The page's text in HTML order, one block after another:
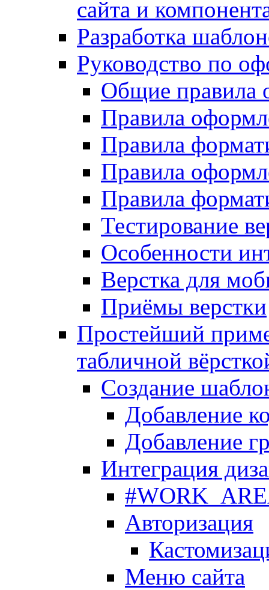
сайта и
Разработка
Руководство по
Общие правила
Правила
Правила
Правила
Правила
Тестирование
Особенности
Верстка для
Приёмы верстки
Простейший
табличной
Создание
Добавление
Добавление
Интеграция
Авторизация
Меню сайта